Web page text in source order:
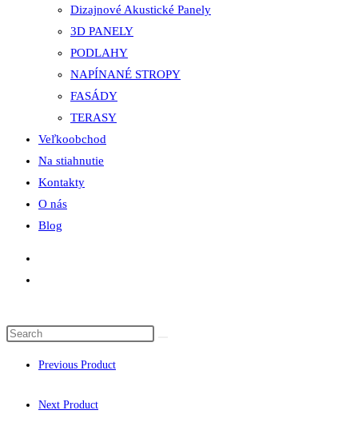
Dizajnové Akustické Panely
3D PANELY
PODLAHY
NAPÍNANÉ STROPY
FASÁDY
TERASY
Veľkoobchod
Na stiahnutie
Kontakty
O nás
Blog
Previous Product
Next Product